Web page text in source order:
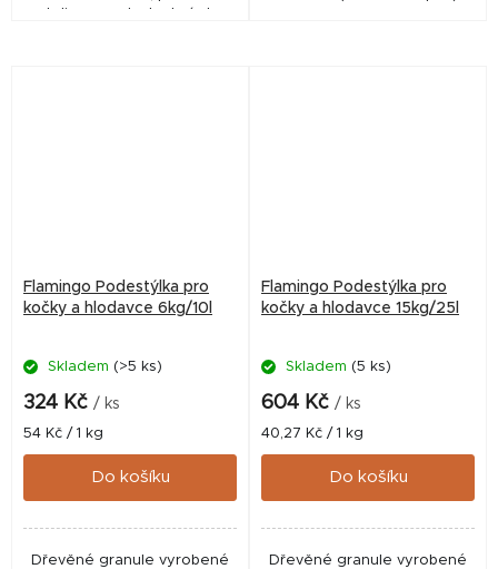
Flamingo Podestýlka pro
kočky a hlodavce 6kg/10l
Skladem (>5 ks)
324 Kč / ks
Měrná
cena:
54 Kč / 1 kg
Do košíku
Dřevěné granule vyrobené
Flamingo Podestýlka pro
kočky a hlodavce 15kg/25l
Skladem (5 ks)
604 Kč / ks
Měrná
cena:
40,27 Kč / 1 kg
Do košíku
Dřevěné granule vyrobené